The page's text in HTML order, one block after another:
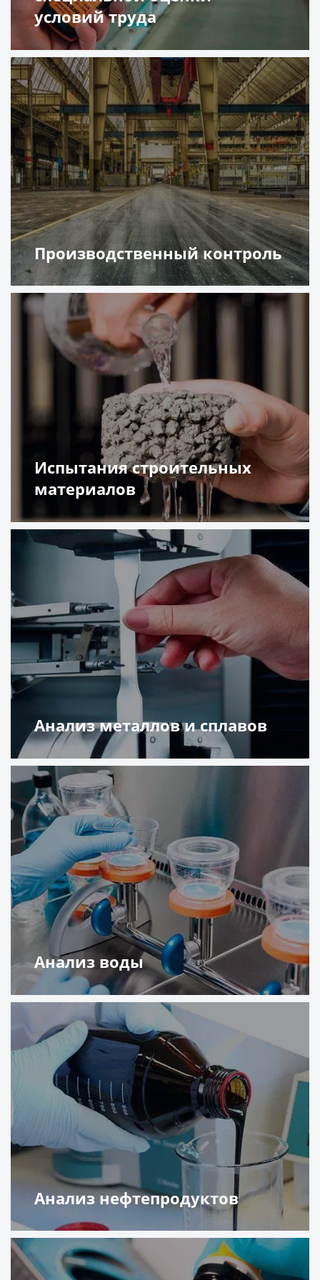
условий труда
Подробнее
Производственный контроль
Подробнее
Испытания строительных
материалов
Подробнее
Анализ металлов и сплавов
Подробнее
Анализ воды
Подробнее
Анализ нефтепродуктов
Подробнее